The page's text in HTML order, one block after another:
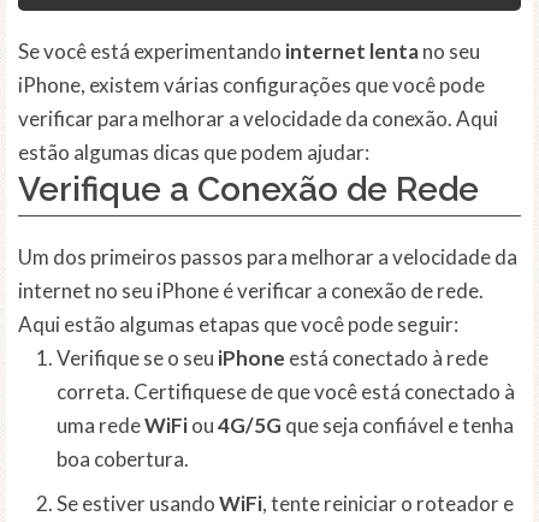
Se você está experimentando internet lentano seu
iPhone, existem várias configurações que você pode
verificar para melhorar a velocidade da conexão. Aqui
estão algumas dicas que podem ajudar:
Verifique a Conexão de Rede
Um dos primeiros passos para melhorar a velocidade da
internet no seu iPhone é verificar a conexão de rede.
Aqui estão algumas etapas que você pode seguir:
Verifique se o seu iPhone está conectado à rede
correta. Certifiquese de que você está conectado à
uma redeWiFiou4G/5G que seja confiável e tenha
boa cobertura.
Se estiver usandoWiFi, tente reiniciar o roteador e